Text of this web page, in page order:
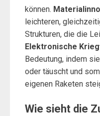
können.
leichteren,
Strukturen, die die
Elektronische
Bedeutung, indem
oder täuscht und
eigenen Raketen
Wie sieht die